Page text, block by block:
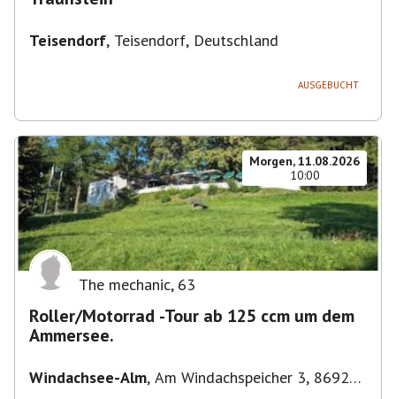
Teisendorf, Teisendorf, Deutschland
AUSGEBUCHT
Morgen, 11.08.2026
10:00
The mechanic, 63
Roller/Motorrad -Tour ab 125 ccm um dem
Ammersee.
Windachsee-Alm, Am Windachspeicher 3, 86923